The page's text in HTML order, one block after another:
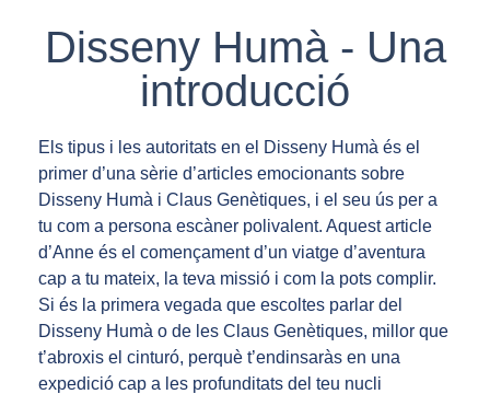
Disseny Humà - Una
introducció
Els tipus i les autoritats en el Disseny Humà és el
primer d’una sèrie d’articles emocionants sobre
Disseny Humà i Claus Genètiques, i el seu ús per a
tu com a persona escàner polivalent. Aquest article
d’Anne és el començament d’un viatge d’aventura
cap a tu mateix, la teva missió i com la pots complir.
Si és la primera vegada que escoltes parlar del
Disseny Humà o de les Claus Genètiques, millor que
t’abroxis el cinturó, perquè t’endinsaràs en una
expedició cap a les profunditats del teu nucli